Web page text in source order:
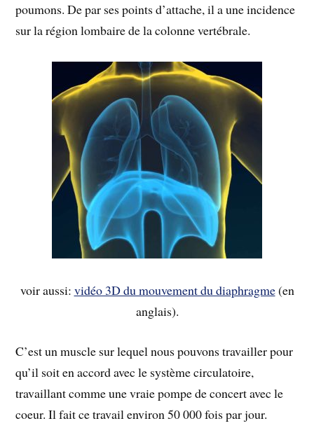
poumons. De par ses points d’attache, il a une incidence
sur la région lombaire de la colonne vertébrale.
voir aussi: vidéo 3D du mouvement du diaphragme(en
anglais).
C’est un muscle sur lequel nous pouvons travailler pour
qu’il soit en accord avec le système circulatoire,
travaillant comme une vraie pompe de concert avec le
coeur. Il fait ce travail environ 50 000 fois par jour.